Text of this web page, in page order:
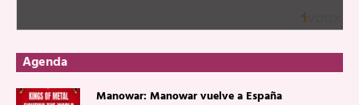
Agenda
Manowar: Manowar vuelve a España